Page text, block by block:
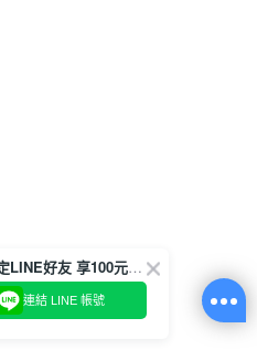
綁定LINE好友 享100元折價券
連結 LINE 帳號